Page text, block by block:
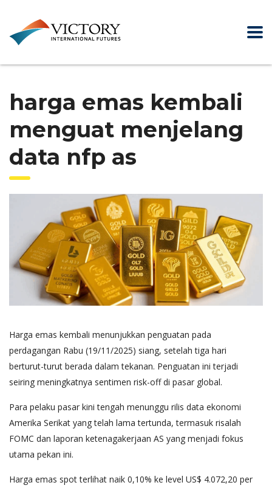
harga emas kembali
menguat menjelang
data nfp as
Harga emas kembali menunjukkan penguatan pada
perdagangan Rabu (19/11/2025) siang, setelah tiga hari
berturut-turut berada dalam tekanan. Penguatan ini terjadi
seiring meningkatnya sentimen risk-off di pasar global.
Para pelaku pasar kini tengah menunggu rilis data ekonomi
Amerika Serikat yang telah lama tertunda, termasuk risalah
FOMC dan laporan ketenagakerjaan AS yang menjadi fokus
utama pekan ini.
Harga emas spot terlihat naik 0,10% ke level US$ 4.072,20 per